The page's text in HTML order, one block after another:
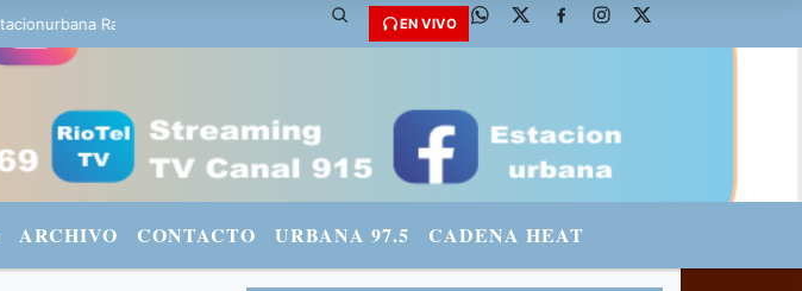
Radiourbana - TWITTER: @fmradiourbana - INSTAGRAM: urbanario3 WHATSAPP: 3571569969
EN VIVO
ARCHIVO CONTACTO URBANA 97.5 CADENA HEAT